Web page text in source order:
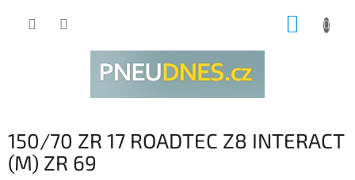
150/70 ZR 17 ROADTEC Z8 INTERACT
(M) ZR 69